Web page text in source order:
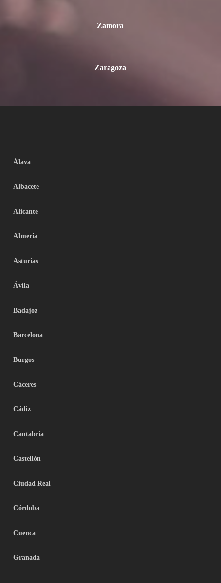
Zamora
Zaragoza
Álava
Albacete
Alicante
Almería
Asturias
Ávila
Badajoz
Barcelona
Burgos
Cáceres
Cádiz
Cantabria
Castellón
Ciudad Real
Córdoba
Cuenca
Granada